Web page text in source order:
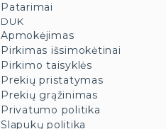
Patarimai
DUK
Apmokėjimas
Pirkimas išsimokėtinai
Pirkimo taisyklės
Prekių pristatymas
Prekių grąžinimas
Privatumo politika
Slapukų politika